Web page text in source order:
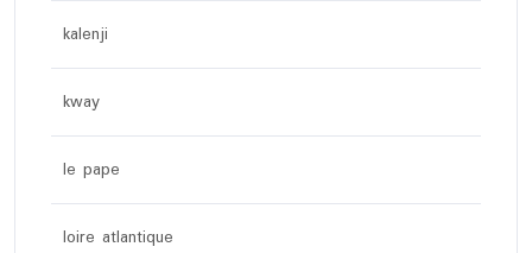
kalenji
kway
le pape
loire atlantique